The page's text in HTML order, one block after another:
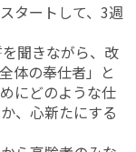
タートして、3週
聞きながら、改
体の奉仕者」と
にどのような仕
、心新たにする